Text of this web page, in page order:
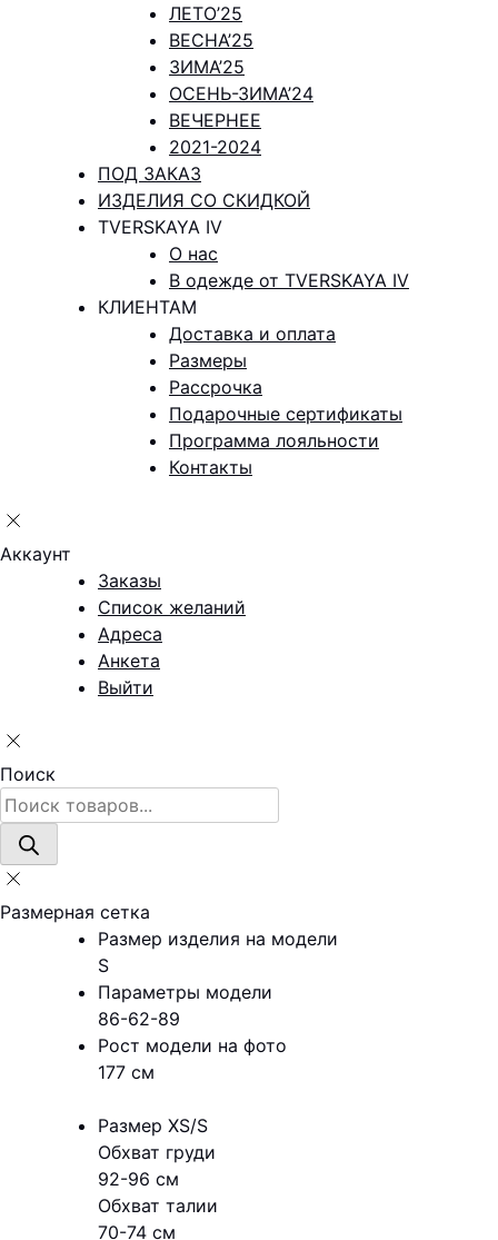
ЛЕТО’25
ВЕСНА’25
ЗИМА’25
ОСЕНЬ-ЗИМА’24
ВЕЧЕРНЕЕ
2021-2024
ПОД ЗАКАЗ
ИЗДЕЛИЯ СО СКИДКОЙ
TVERSKAYA IV
О нас
В одежде от TVERSKAYA IV
КЛИЕНТАМ
Доставка и оплата
Размеры
Рассрочка
Подарочные сертификаты
Программа лояльности
Контакты
Аккаунт
Заказы
Список желаний
Адреса
Анкета
Выйти
Поиск
Поиск
товаров
Размерная сетка
Размер изделия на модели
S
Параметры модели
86-62-89
Рост модели на фото
177 см
Размер XS/S
Обхват груди
92-96 см
Обхват талии
70-74 см